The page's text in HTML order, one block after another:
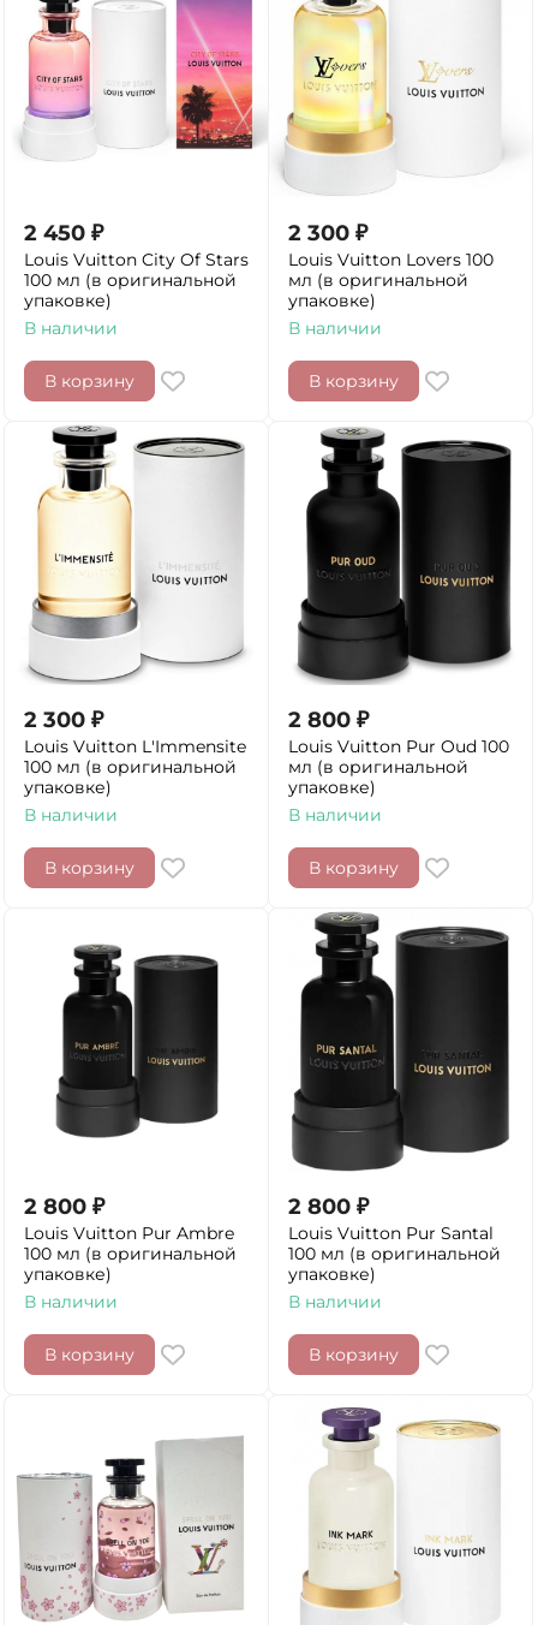
2 450 ₽
Louis Vuitton City Of Stars
100 мл (в оригинальной
упаковке)
В наличии
В корзину
2 300 ₽
Louis Vuitton Lovers 100
мл (в оригинальной
упаковке)
В наличии
В корзину
2 300 ₽
Louis Vuitton L'Immensite
100 мл (в оригинальной
упаковке)
В наличии
В корзину
2 800 ₽
Louis Vuitton Pur Oud 100
мл (в оригинальной
упаковке)
В наличии
В корзину
2 800 ₽
Louis Vuitton Pur Ambre
100 мл (в оригинальной
упаковке)
В наличии
В корзину
2 800 ₽
Louis Vuitton Pur Santal
100 мл (в оригинальной
упаковке)
В наличии
В корзину